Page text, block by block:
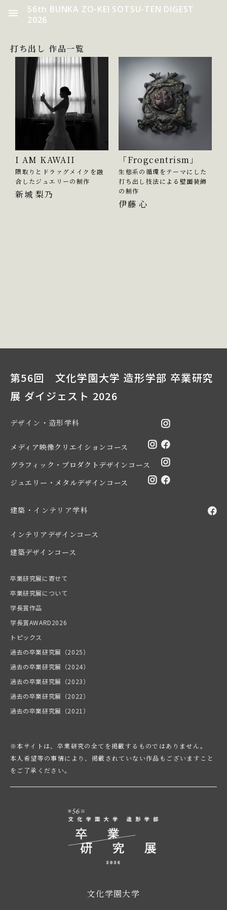
56th BUNKA ZO-KEI SOTSU-TEN DIGEST
2026
打ち出し 作品一覧
I AM KAWAII
隈取りとドラァグメイクを融
合したジュエリーの制作
新城 梨乃
「Frogcentrism」
生態系の循環をテーマにした
打ち出し技法による壁面装飾
の制作
伊藤 心
第56回 文化学園大学 造形学部 卒業研究
展 ダイジェスト 2026
デザイン・造形学科
メディア映像クリエイションコース
グラフィック・プロダクトデザインコース
ジュエリー・メタルデザインコース
建築・インテリア学科
インテリアデザインコース
建築デザインコース
卒業研究展に寄せて
卒業研究展について
学長賞作品
学長賞AWARD2026
トピックス
過去の卒業研究展（2025）
過去の卒業研究展（2024）
過去の卒業研究展（2023）
過去の卒業研究展（2022）
過去の卒業研究展（2021）
※本サイトは、卒業研究の全てを掲載するものではありません。
本人希望等の事情により、掲載されていない作品もございますこと
をご了承ください。
文化学園大学